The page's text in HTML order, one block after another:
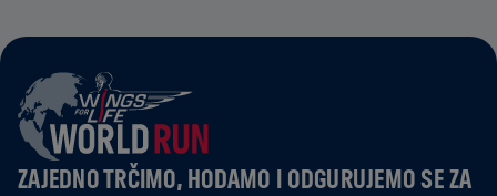
ZAJEDNO TRČIMO, HODAMO I ODGURUJEMO SE ZA